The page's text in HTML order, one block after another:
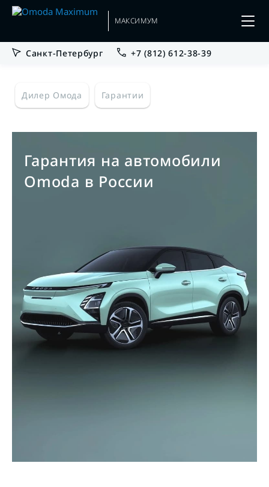
МАКСИМУМ
Санкт-Петербург +7 (812) 612-38-39
Дилер Омода Гарантии
Гарантия на автомобили
Omoda в России